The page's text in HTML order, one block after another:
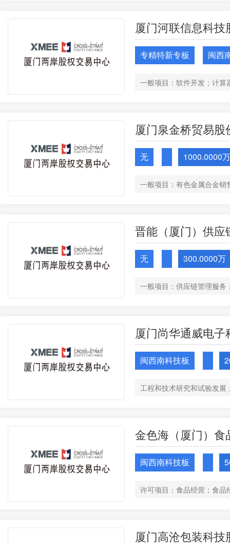
厦门河联信息科
专精特新专板 闽西
厦门泉金桥贸易股
无 1000.0000万
晋能（厦门）供
无 300.0000万
厦门尚华通威电
闽西南科技板
金色海（厦门）
闽西南科技板
厦门高沧包装科